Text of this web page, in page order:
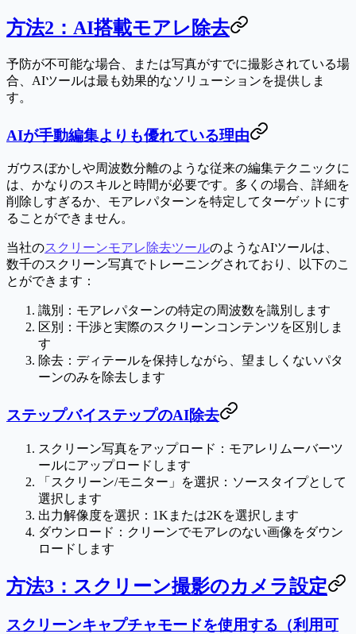
方法2：AI搭載モアレ除去
予防が不可能な場合、または写真がすでに撮影されている場
合、AIツールは最も効果的なソリューションを提供しま
す。
AIが手動編集よりも優れている理由
ガウスぼかしや周波数分離のような従来の編集テクニックに
は、かなりのスキルと時間が必要です。多くの場合、詳細を
削除しすぎるか、モアレパターンを特定してターゲットにす
ることができません。
当社のスクリーンモアレ除去ツールのようなAIツールは、
数千のスクリーン写真でトレーニングされており、以下のこ
とができます：
識別
：モアレパターンの特定の周波数を識別します
区別
：干渉と実際のスクリーンコンテンツを区別しま
す
除去 ：ディテールを保持しながら、望ましくないパタ
ーンのみを除去します
ステップバイステップのAI除去
スクリーン写真をアップロード ：モアレリムーバーツ
ールにアップロードします
「スクリーン/モニター」を選択 ：ソースタイプとして
選択します
出力解像度を選択 ：1Kまたは2Kを選択します
ダウンロード ：クリーンでモアレのない画像をダウン
ロードします
方法3：スクリーン撮影のカメラ設定
スクリーンキャプチャモードを使用する（利用可